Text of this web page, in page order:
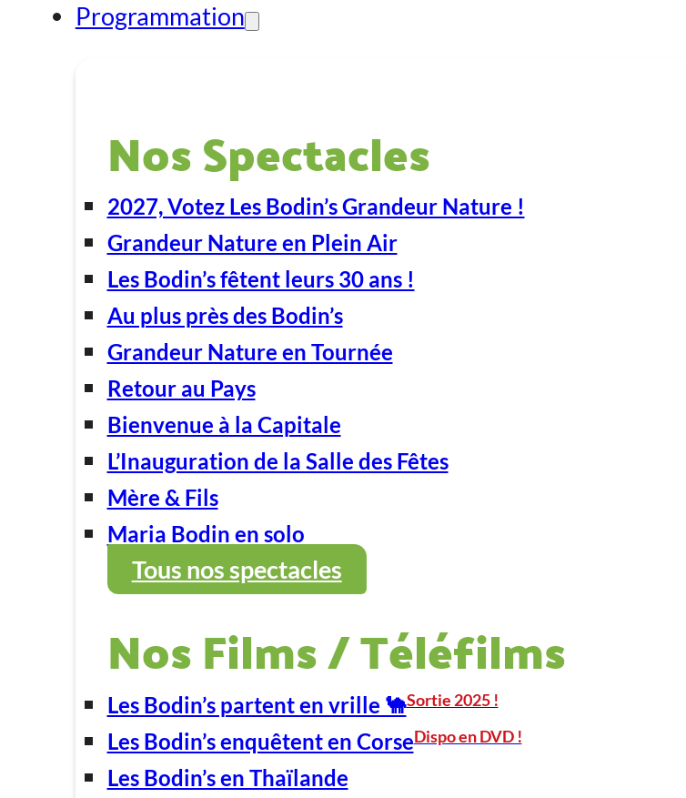
Programmation
Nos Spectacles
2027, Votez Les Bodin’s Grandeur Nature !
Grandeur Nature en Plein Air
Les Bodin’s fêtent leurs 30 ans !
Au plus près des Bodin’s
Grandeur Nature en Tournée
Retour au Pays
Bienvenue à la Capitale
L’Inauguration de la Salle des Fêtes
Mère & Fils
Maria Bodin en solo
Tous nos spectacles
Nos Films / Téléfilms
Les Bodin’s partent en vrille 🐪Sortie 2025 !
Les Bodin’s enquêtent en CorseDispo en DVD !
Les Bodin’s en Thaïlande